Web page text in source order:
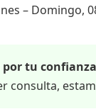
– Domingo,
por tu
consulta,